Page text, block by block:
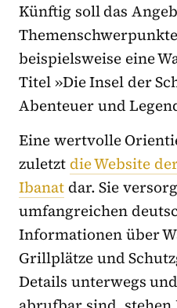
Künftig soll das
beispielsweise eine
Titel »Die Insel der
Abenteuer und
Eine wertvolle
zuletzt die Website
Ibanat dar. Sie
umfangreichen
Informationen über
Grillplätze und
Details unterwegs